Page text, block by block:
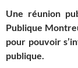
Une réunion
Publique
pour pouvoir
publique.